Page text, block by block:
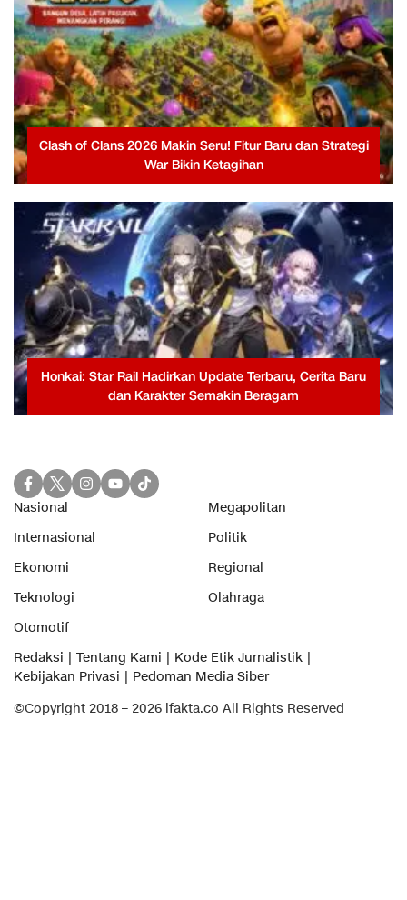
Clash of Clans 2026 Makin Seru! Fitur Baru dan Strategi
War Bikin Ketagihan
Honkai: Star Rail Hadirkan Update Terbaru, Cerita Baru
dan Karakter Semakin Beragam
Nasional
Megapolitan
Internasional
Politik
Ekonomi
Regional
Teknologi
Olahraga
Otomotif
Redaksi
Tentang Kami
Kode Etik Jurnalistik
Kebijakan Privasi
Pedoman Media Siber
©Copyright 2018 – 2026 ifakta.co All Rights Reserved